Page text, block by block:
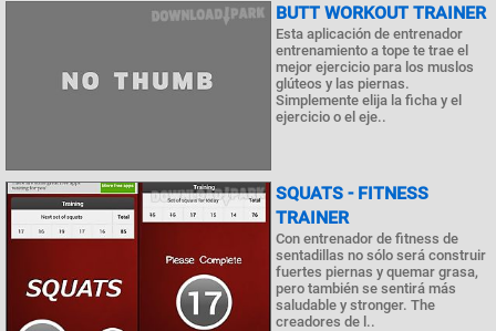
BUTT WORKOUT TRAINER
Esta aplicación de entrenador
entrenamiento a tope te trae el
mejor ejercicio para los muslos
glúteos y las piernas.
Simplemente elija la ficha y el
ejercicio o el eje..
SQUATS - FITNESS
TRAINER
Con entrenador de fitness de
sentadillas no sólo será construir
fuertes piernas y quemar grasa,
pero también se sentirá más
saludable y stronger. The
creadores de l..